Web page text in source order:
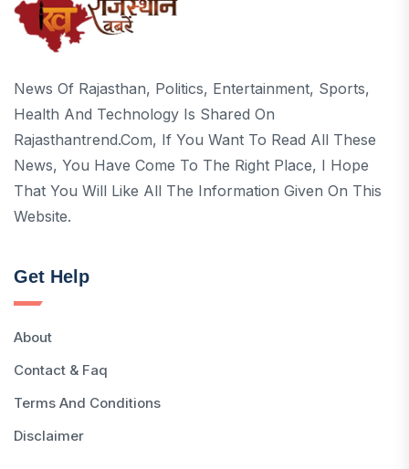
News Of Rajasthan, Politics, Entertainment, Sports,
Health And Technology Is Shared On
Rajasthantrend.com, If You Want To Read All These
News, You Have Come To The Right Place, I Hope
That You Will Like All The Information Given On This
Website.
Get Help
About
Contact & Faq
Terms And Conditions
Disclaimer